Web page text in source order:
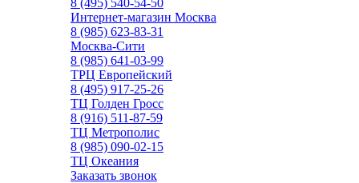
8 (495) 540-54-50
Интернет-магазин Москва
8 (985) 623-83-31
Москва-Сити
8 (985) 641-03-99
ТРЦ Европейский
8 (495) 917-25-26
ТЦ Голден Гросс
8 (916) 511-87-59
ТЦ Метрополис
8 (985) 090-02-15
ТЦ Океания
Заказать звонок